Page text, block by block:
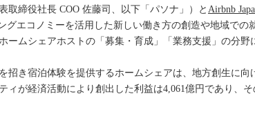
取締役社長 COO 佐藤司、以下「パソナ」）と Airbnb
グエコノミーを活用した新しい働き方の創造や地域での
ームシェアホストの「募集・育成」「業務支援」の分野
招き宿泊体験を提供するホームシェアは、地方創生に向
ィが経済活動により創出した利益は4,061億円であり、